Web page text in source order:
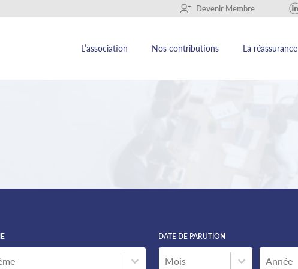
+ Devenir Membre
L’association Nos contributions La réassurance
DATE DE PARUTION
Date de parution
Date de parution Année
Année